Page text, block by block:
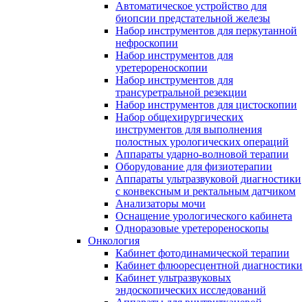
Автоматическое устройство для
биопсии предстательной железы
Набор инструментов для перкутанной
нефроскопии
Набор инструментов для
уретерореноскопии
Набор инструментов для
трансуретральной резекции
Набор инструментов для цистоскопии
Набор общехирургических
инструментов для выполнения
полостных урологических операций
Аппараты ударно-волновой терапии
Оборудование для физиотерапии
Аппараты ультразвуковой диагностики
с конвексным и ректальным датчиком
Анализаторы мочи
Оснащение урологического кабинета
Одноразовые уретерореноскопы
Онкология
Кабинет фотодинамической терапии
Кабинет флюоресцентной диагностики
Кабинет ультразвуковых
эндоскопических исследований